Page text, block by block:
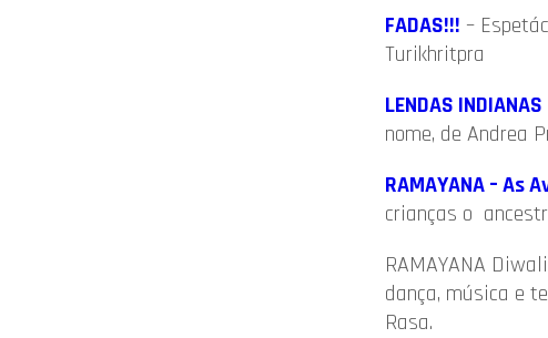
FADAS!!! –
Turikhritpra
LENDAS INDIANAS
nome, de Andrea
RAMAYANA – As
crianças o
RAMAYANA
dança, música e
Rasa.